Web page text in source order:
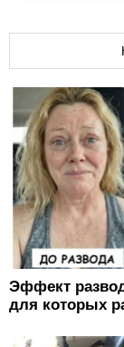
Эффект
для которых